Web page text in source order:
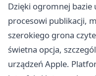
Dzięki ogromnej
procesowi publikacji,
szerokiego grona
świetna opcja,
urządzeń Apple.